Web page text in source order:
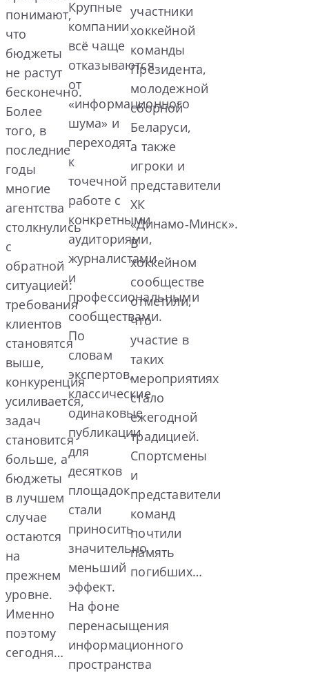
понимают,
что
бюджеты
не растут
бесконечно.
Более
того, в
последние
годы
многие
агентства
столкнулись
с
обратной
ситуацией:
требования
клиентов
становятся
выше,
конкуренция
усиливается,
задач
становится
больше, а
бюджеты
в лучшем
случае
остаются
на
прежнем
уровне.
Именно
поэтому
сегодня…
Крупные
компании
всё чаще
отказываются
от
«информационного
шума» и
переходят
к
точечной
работе с
конкретными
аудиториями,
журналистами
и
профессиональными
сообществами.
По
словам
экспертов,
классические
одинаковые
публикации
для
десятков
площадок
стали
приносить
значительно
меньший
эффект.
На фоне
перенасыщения
информационного
пространства
участники
хоккейной
команды
Президента,
молодежной
сборной
Беларуси,
а также
игроки и
представители
ХК
«Динамо‑Минск».
В
хоккейном
сообществе
отметили,
что
участие в
таких
мероприятиях
стало
ежегодной
традицией.
Спортсмены
и
представители
команд
почтили
память
погибших…